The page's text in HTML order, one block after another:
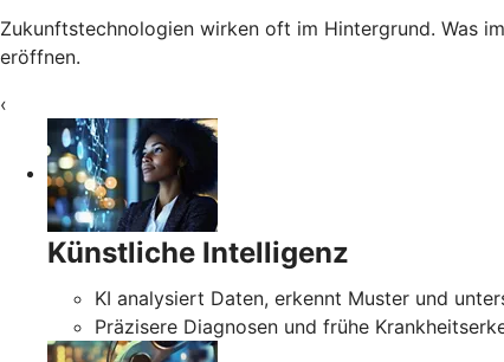
Zukunftstechnologien wirken oft im Hintergrund. Was
eröffnen.
‹
Künstliche Intelligenz
KI analysiert Daten, erkennt Muster und
Präzisere Diagnosen und frühe